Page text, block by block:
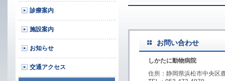
お問い合わせ
しかたに動物病院
住所：静岡県浜松市中央区
診療案内
施設案内
お知らせ
交通アクセス